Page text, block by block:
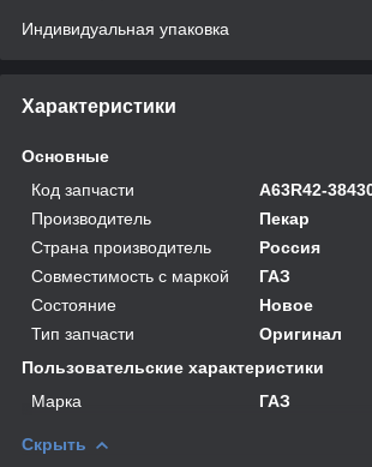
Индивидуальная упаковка
Характеристики
Основные
Код запчасти
А63R42-
Производитель
Пекар
Страна производитель
Россия
Совместимость с маркой
ГАЗ
Состояние
Новое
Тип запчасти
Оригинал
Пользовательские характеристики
Марка
ГАЗ
Скрыть